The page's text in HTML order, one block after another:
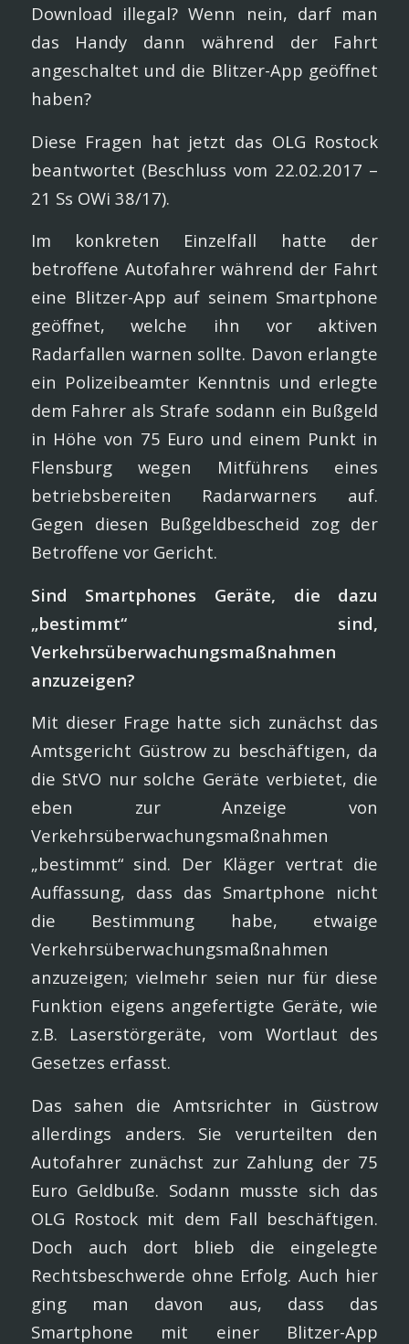
Download illegal? Wenn nein, darf man
das Handy dann während der Fahrt
angeschaltet und die Blitzer-App geöffnet
haben?
Diese Fragen hat jetzt das OLG Rostock
beantwortet (Beschluss vom 22.02.2017 –
21 Ss OWi 38/17).
Im konkreten Einzelfall hatte der
betroffene Autofahrer während der Fahrt
eine Blitzer-App auf seinem Smartphone
geöffnet, welche ihn vor aktiven
Radarfallen warnen sollte. Davon erlangte
ein Polizeibeamter Kenntnis und erlegte
dem Fahrer als Strafe sodann ein Bußgeld
in Höhe von 75 Euro und einem Punkt in
Flensburg wegen Mitführens eines
betriebsbereiten Radarwarners auf.
Gegen diesen Bußgeldbescheid zog der
Betroffene vor Gericht.
Sind Smartphones Geräte, die dazu
„bestimmt“ sind,
Verkehrsüberwachungsmaßnahmen
anzuzeigen?
Mit dieser Frage hatte sich zunächst das
Amtsgericht Güstrow zu beschäftigen, da
die StVO nur solche Geräte verbietet, die
eben zur Anzeige von
Verkehrsüberwachungsmaßnahmen
„bestimmt“ sind. Der Kläger vertrat die
Auffassung, dass das Smartphone nicht
die Bestimmung habe, etwaige
Verkehrsüberwachungsmaßnahmen
anzuzeigen; vielmehr seien nur für diese
Funktion eigens angefertigte Geräte, wie
z.B. Laserstörgeräte, vom Wortlaut des
Gesetzes erfasst.
Das sahen die Amtsrichter in Güstrow
allerdings anders. Sie verurteilten den
Autofahrer zunächst zur Zahlung der 75
Euro Geldbuße. Sodann musste sich das
OLG Rostock mit dem Fall beschäftigen.
Doch auch dort blieb die eingelegte
Rechtsbeschwerde ohne Erfolg. Auch hier
ging man davon aus, dass das
Smartphone mit einer Blitzer-App